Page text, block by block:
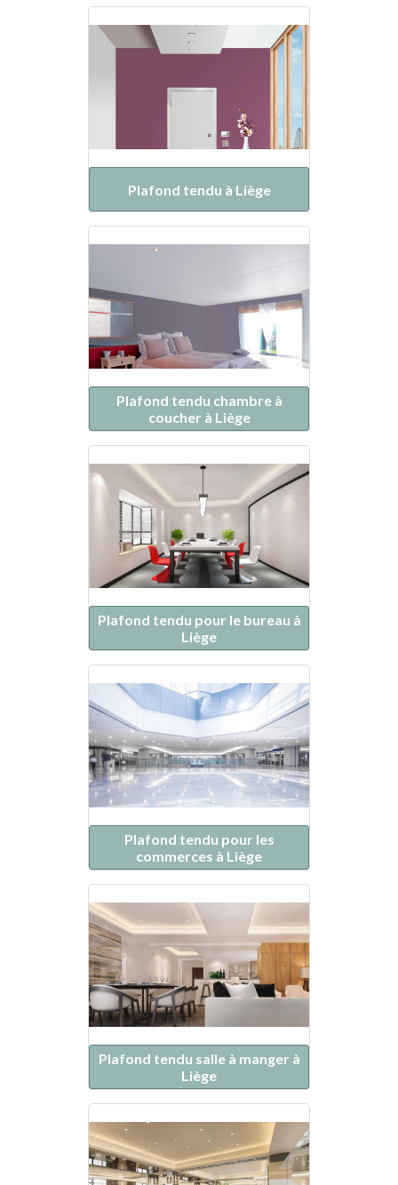
Plafond tendu à Liège
Plafond tendu chambre à
coucher à Liège
Plafond tendu pour le bureau à
Liège
Plafond tendu pour les
commerces à Liège
Plafond tendu salle à manger à
Liège